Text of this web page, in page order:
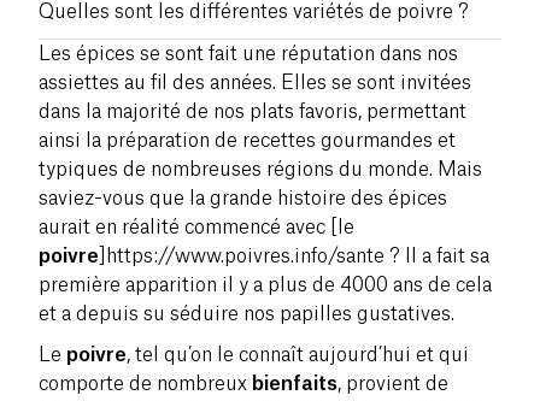
Quelles sont les différentes variétés de poivre ?
Les épices se sont fait une réputation dans nos
assiettes au fil des années. Elles se sont invitées
dans la majorité de nos plats favoris, permettant
ainsi la préparation de recettes gourmandes et
typiques de nombreuses régions du monde. Mais
saviez-vous que la grande histoire des épices
aurait en réalité commencé avec [le
poivre ]https://www.poivres.info/sante ? Il a fait sa
première apparition il y a plus de 4000 ans de cela
et a depuis su séduire nos papilles gustatives.
Le poivre, tel qu’on le connaît aujourd’hui et qui
comporte de nombreux bienfaits, provient de